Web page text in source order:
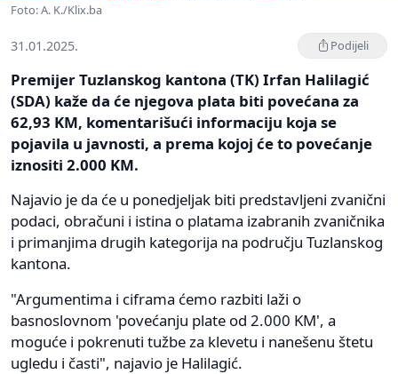
Foto: A. K./Klix.ba
31.01.2025. Podijeli
Premijer Tuzlanskog kantona (TK) Irfan Halilagić
(SDA) kaže da će njegova plata biti povećana za
62,93 KM, komentarišući informaciju koja se
pojavila u javnosti, a prema kojoj će to povećanje
iznositi 2.000 KM.
Najavio je da će u ponedjeljak biti predstavljeni zvanični
podaci, obračuni i istina o platama izabranih zvaničnika
i primanjima drugih kategorija na području Tuzlanskog
kantona.
"Argumentima i ciframa ćemo razbiti laži o
basnoslovnom 'povećanju plate od 2.000 KM', a
moguće i pokrenuti tužbe za klevetu i nanešenu štetu
ugledu i časti", najavio je Halilagić.